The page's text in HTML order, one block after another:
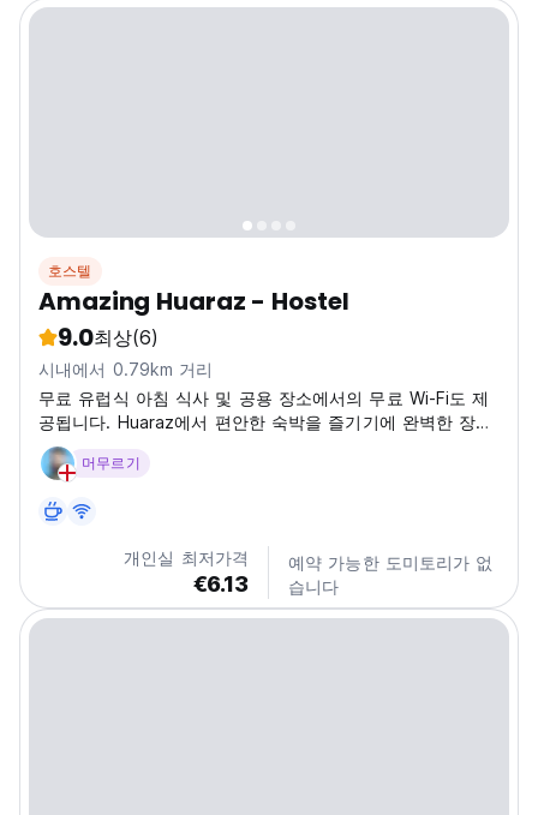
호스텔
Amazing Huaraz - Hostel
9.0최상(6)
시내에서 0.79km 거리
무료 유럽식 아침 식사 및 공용 장소에서의 무료 Wi-Fi도 제
공됩니다. Huaraz에서 편안한 숙박을 즐기기에 완벽한 장소
입니다.
머무르기
개인실 최저가격
€6.13
예약 가능한 도미토리가 없
습니다